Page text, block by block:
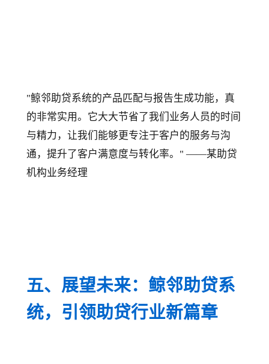
"鲸邻助贷系统的产品匹配与报告生成功能，真
的非常实用。它大大节省了我们业务人员的时间
与精力，让我们能够更专注于客户的服务与沟
通，提升了客户满意度与转化率。" ——某助贷
机构业务经理
五、展望未来：鲸邻助贷系
统，引领助贷行业新篇章